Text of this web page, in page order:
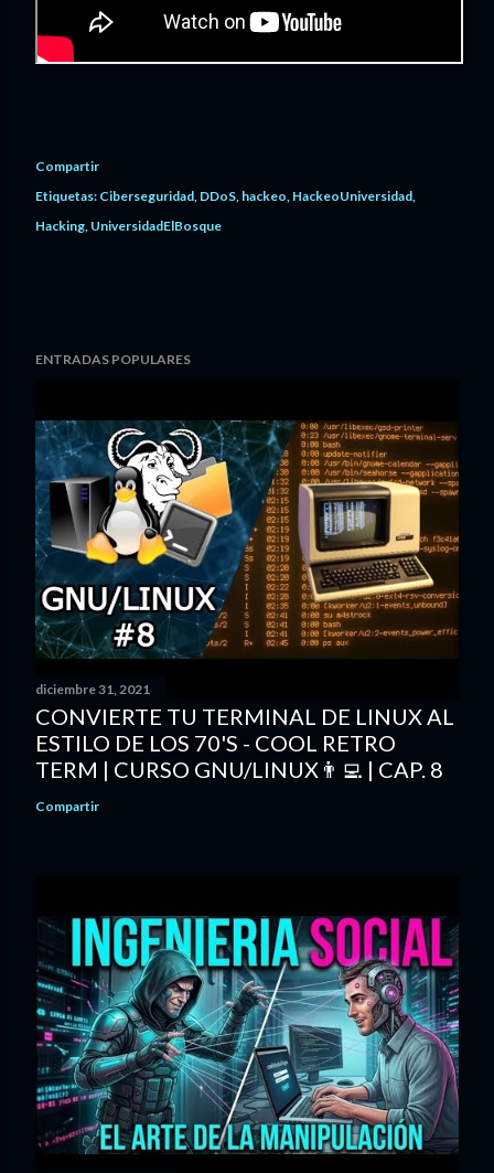
Compartir
Etiquetas: Ciberseguridad DDoS hackeo HackeoUniversidad
Hacking UniversidadElBosque
ENTRADAS POPULARES
diciembre 31, 2021
CONVIERTE TU TERMINAL DE LINUX AL
ESTILO DE LOS 70'S - COOL RETRO
TERM | CURSO GNU/LINUX👨‍💻 | CAP. 8
Compartir